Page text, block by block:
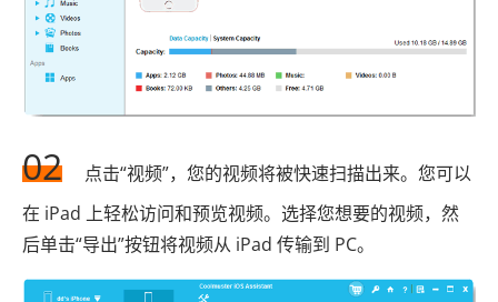
02
点击“视频”，您的视频将被快速扫描出来。您可以
在 iPad 上轻松访问和预览视频。选择您想要的视频，然
后单击“导出”按钮将视频从 iPad 传输到 PC。